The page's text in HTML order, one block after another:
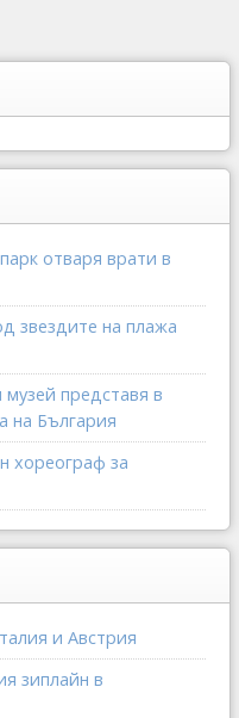
отваря врати в
звездите на плажа
представя в
на България
хореограф за
и Австрия
зиплайн в